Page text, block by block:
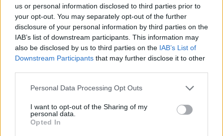
us or personal information disclosed to third parties prior to
your opt-out. You may separately opt-out of the further
disclosure of your personal information by third parties on the
IAB’s list of downstream participants. This information may
also be disclosed by us to third parties on the IAB’s List of
Downstream Participants that may further disclose it to other
Personal Data Processing Opt Outs
I want to opt-out of the Sharing of my
personal data.
Opted In
ΣΠΑΡΤΗ